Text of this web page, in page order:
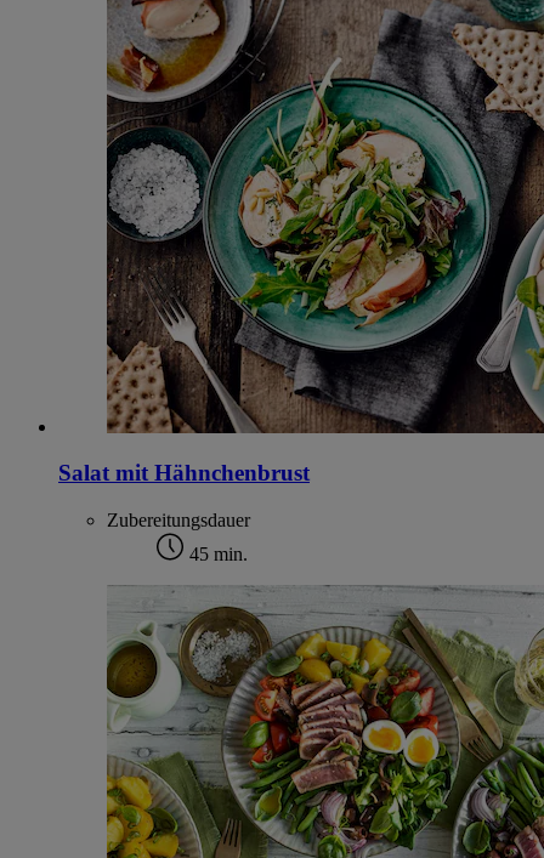
Salat mit Hähnchenbrust
Zubereitungsdauer
45 min.